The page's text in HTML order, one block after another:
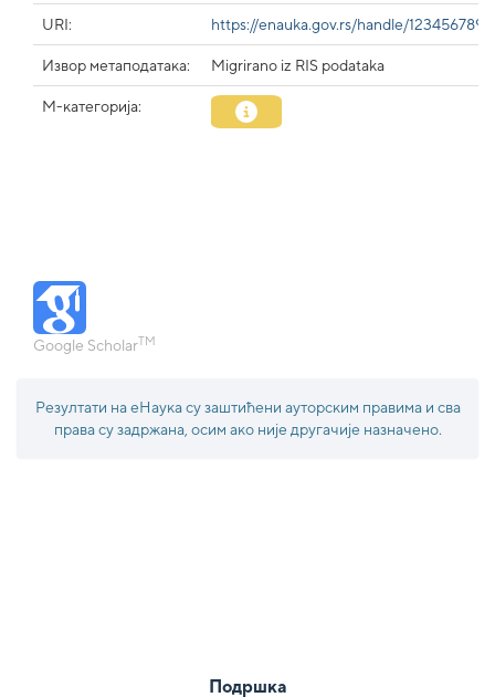
URI: https://enauka.gov.rs/handle/123456789/
Извор метаподатака: Migrirano iz RIS podataka
М-категорија:
Google ScholarTM
Резултати на еНаука су заштићени ауторским правима и сва
права су задржана, осим ако није другачије назначено.
Подршка